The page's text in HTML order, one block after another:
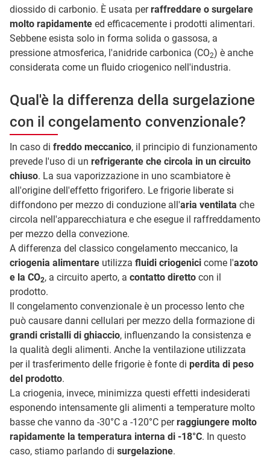
diossido di carbonio. È usata perraffreddare o surgelare
molto rapidamente ed efficacemente i prodotti alimentari.
Sebbene esista solo in forma solida o gassosa, a
pressione atmosferica, l'anidride carbonica (CO2) è anche
considerata come un fluido criogenico nell'industria.
Qual'è la differenza della surgelazione
con il congelamento convenzionale?
In caso di freddo meccanico, il principio di funzionamento
prevede l'uso di un refrigerante che circola in un circuito
chiuso. La sua vaporizzazione in uno scambiatore è
all'origine dell'effetto frigorifero. Le frigorie liberate si
diffondono per mezzo di conduzione all'aria ventilata che
circola nell'apparecchiatura e che esegue il raffreddamento
per mezzo della convezione.
A differenza del classico congelamento meccanico, la
criogenia alimentare utilizza fluidi criogenici come l'azoto
e la CO2, a circuito aperto, a contatto diretto con il
prodotto.
Il congelamento convenzionale è un processo lento che
può causare danni cellulari per mezzo della formazione di
grandi cristalli di ghiaccio, influenzando la consistenza e
la qualità degli alimenti. Anche la ventilazione utilizzata
per il trasferimento delle frigorie è fonte di perdita di peso
del prodotto.
La criogenia, invece, minimizza questi effetti indesiderati
esponendo intensamente gli alimenti a temperature molto
basse che vanno da -30°C a -120°C perraggiungere molto
rapidamente la temperatura interna di -18°C. In questo
caso, stiamo parlando di surgelazione.